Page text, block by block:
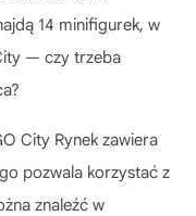
14 minifigurek, w
— czy trzeba
City Rynek zawiera
pozwala korzystać z
znaleźć w